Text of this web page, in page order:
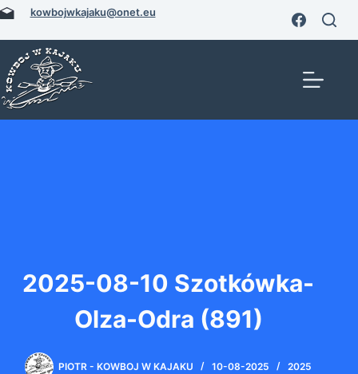
Przejdź
treści
kowbojwkajaku@onet.eu
2025-08-10 Szotkówka-
Olza-Odra (891)
PIOTR - KOWBOJ W KAJAKU 10-08-2025 2025